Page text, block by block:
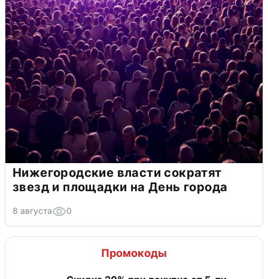
Нижегородские власти сократят
звезд и площадки на День города
8 августа 0
Промокоды